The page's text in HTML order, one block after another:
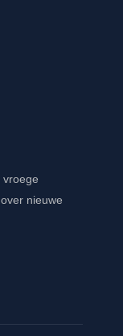
vroege
nieuwe